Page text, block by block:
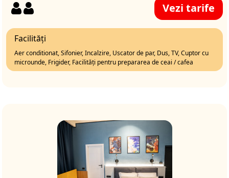
Vezi tarife
Facilități
Aer conditionat, Sifonier, Incalzire, Uscator de par, Dus, TV, Cuptor cu
microunde, Frigider, Facilități pentru prepararea de ceai / cafea